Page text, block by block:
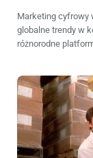
Marketing cyfrowy
globalne trendy w
różnorodne